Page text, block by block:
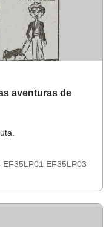
aventuras de
EF35LP01 EF35LP03